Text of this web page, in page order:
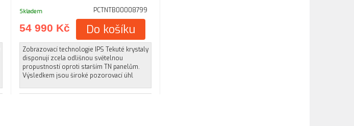
Skladem PCTNTB00008799
54 990 Kč Do košíku
Zobrazovací technologie IPS Tekuté krystaly
disponují zcela odlišnou světelnou
propustností oproti starším TN panelům.
Výsledkem jsou široké pozorovací úhl